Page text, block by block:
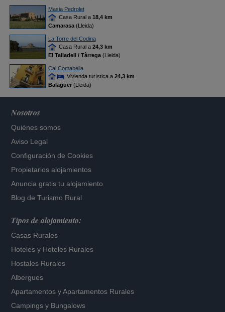
Masia Pedrolet
Casa Rural a 18,4 km
Camarasa(Lleida)
La Torre del Codina
Casa Rural a 24,3 km
El Talladell / Tàrrega(Lleida)
Cal Comabella
Vivienda turística a 24,3 km
Balaguer(Lleida)
Nosotros
Quiénes somos
Aviso Legal
Configuración de Cookies
Propietarios alojamientos
Anuncia gratis tu alojamiento
Blog de Turismo Rural
Tipos de alojamiento:
Casas Rurales
Hoteles y Hoteles Rurales
Hostales Rurales
Albergues
Apartamentos yApartamentos Rurales
Campings y Bungalows